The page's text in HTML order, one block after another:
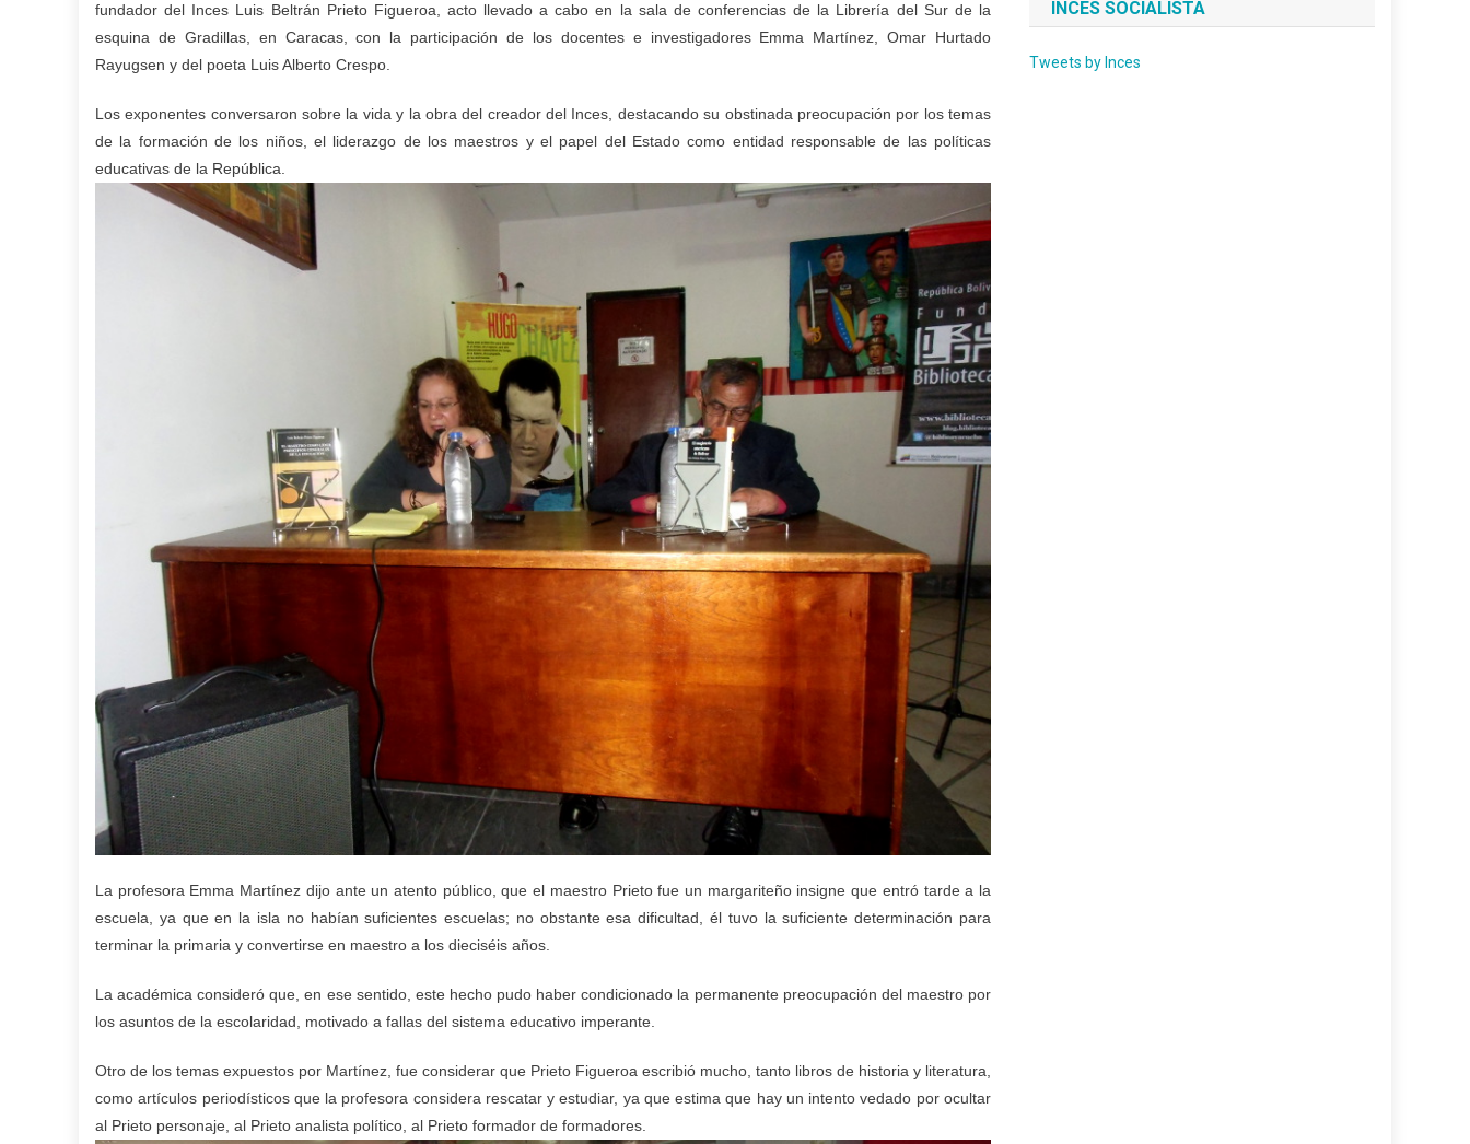
fundador del Inces Luis Beltrán Prieto Figueroa, acto llevado a cabo en la sala de conferencias de la Librería del Sur de la
esquina de Gradillas, en Caracas, con la participación de los docentes e investigadores Emma Martínez, Omar Hurtado
Rayugsen y del poeta Luis Alberto Crespo.
Los exponentes conversaron sobre la vida y la obra del creador del Inces, destacando su obstinada preocupación por los temas
de la formación de los niños, el liderazgo de los maestros y el papel del Estado como entidad responsable de las políticas
educativas de la República.
La profesora Emma Martínez dijo ante un atento público, que el maestro Prieto fue un margariteño insigne que entró tarde a la
escuela, ya que en la isla no habían suficientes escuelas; no obstante esa dificultad, él tuvo la suficiente determinación para
terminar la primaria y convertirse en maestro a los dieciséis años.
La académica consideró que, en ese sentido, este hecho pudo haber condicionado la permanente preocupación del maestro por
los asuntos de la escolaridad, motivado a fallas del sistema educativo imperante.
Otro de los temas expuestos por Martínez, fue considerar que Prieto Figueroa escribió mucho, tanto libros de historia y literatura,
como artículos periodísticos que la profesora considera rescatar y estudiar, ya que estima que hay un intento vedado por ocultar
al Prieto personaje, al Prieto analista político, al Prieto formador de formadores.
INCES SOCIALISTA
Tweets by Inces